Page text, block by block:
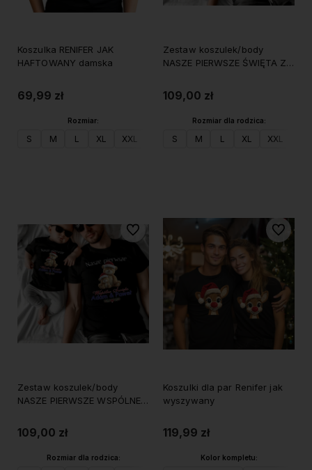
Koszulka RENIFER JAK
HAFTOWANY damska
69,99 zł
Rozmiar:
S M L XL XXL
Zestaw koszulek/body
NASZE PIERWSZE ŚWIĘTA Z
109,00 zł
Rozmiar dla rodzica:
S M L XL XXL
Zestaw koszulek/body
NASZE PIERWSZE WSPÓLNE
109,00 zł
Rozmiar dla rodzica:
Do ulubionych
Koszulki dla par Renifer jak
wyszywany
119,99 zł
Kolor kompletu:
Do